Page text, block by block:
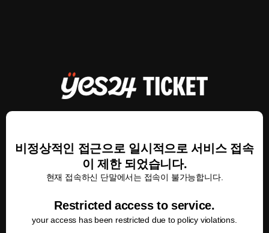
비정상적인 접근으로 일시적으로 서비스 접속
이 제한 되었습니다.
현재 접속하신 단말에서는 접속이 불가능합니다.
Restricted access to service.
your access has been restricted due to policy violations.